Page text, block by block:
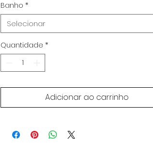
Banho *
Selecionar
Quantidade *
Adicionar ao carrinho